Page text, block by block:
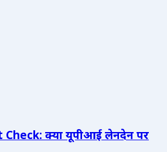
Check: क्या यूपीआई लेनदेन पर